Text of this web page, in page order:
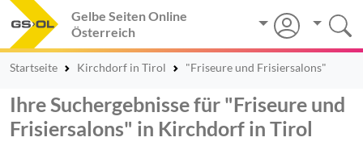
Gelbe Seiten Online
Österreich
Startseite Kirchdorf in Tirol "Friseure und Frisiersalons"
Ihre Suchergebnisse für "Friseure und
Frisiersalons" in Kirchdorf in Tirol